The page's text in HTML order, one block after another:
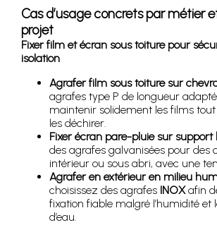
Cas d’usage concrets par métier
projet
Fixer film et écran sous toiture pour
isolation
Agrafer film sous toiture sur
agrafes type P de longueur
maintenir solidement les films
les déchirer.
Fixer écran pare-pluie sur support
des agrafes galvanisées pour des
intérieur ou sous abri, avec une
Agrafer en extérieur en milieu
choisissez des agrafes INOXafin
fixation fiable malgré l’humidité et
d’eau.